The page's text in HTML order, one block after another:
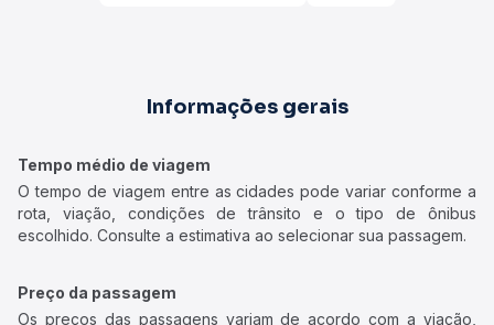
Informações gerais
Tempo médio de viagem
O tempo de viagem entre as cidades pode variar conforme a
rota, viação, condições de trânsito e o tipo de ônibus
escolhido. Consulte a estimativa ao selecionar sua passagem.
Preço da passagem
Os preços das passagens variam de acordo com a viação,